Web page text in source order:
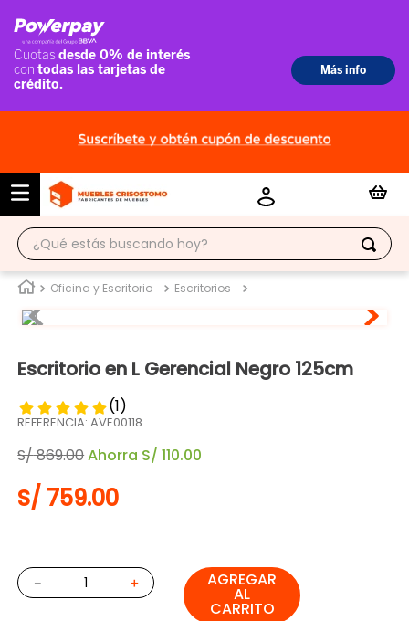
¿Qué estás buscando hoy?
Oficina y Escritorio Escritorios
Escritorio en L Gerencial Negro 125cm
(1)
REFERENCIA:AVE00118
S/869.00Ahorra S/ 110.00
S/ 759.00
＋
－ AGREGAR
AL
CARRITO
TÉRMINOS MÁS BUSCADOS
vitrina